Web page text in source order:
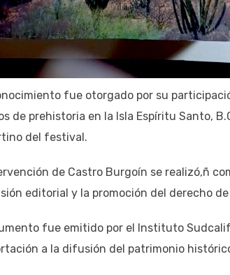
fue otorgado por su
de prehistoria en la Isla Espíritu Santo,
del festival.
de Castro Burgoín se realizó,ñ
editorial y la promoción del derecho
fue emitido por el Instituto
a la difusión del patrimonio